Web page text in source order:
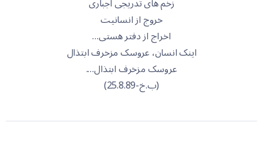
خروج از انسانیت
اخراج از دفتر هستی…
اینک انسان، عروسک مزخرف ابتذال
عروسک مزخرف ابتذال….
(ب.خ-25.8.89)